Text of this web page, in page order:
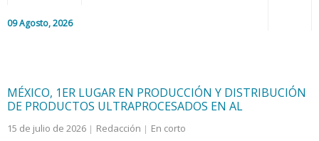
09 Agosto, 2026
MÉXICO, 1ER LUGAR EN PRODUCCIÓN Y DISTRIBUCIÓN
DE PRODUCTOS ULTRAPROCESADOS EN AL
15 de julio de 2026 Redacción
En corto